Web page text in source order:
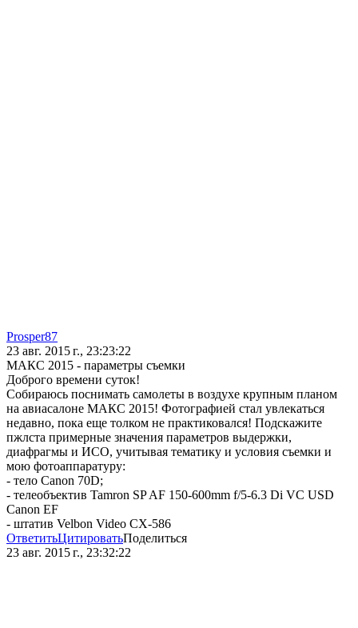
Prosper87
23 авг. 2015 г., 23:23:22
МАКС 2015 - параметры съемки
Доброго времени суток!
Собираюсь поснимать самолеты в воздухе крупным планом
на авиасалоне МАКС 2015! Фотографией стал увлекаться
недавно, пока еще толком не практиковался! Подскажите
пжлста примерные значения параметров выдержки,
диафрагмы и ИСО, учитывая тематику и условия съемки и
мою фотоаппаратуру:
- тело Canon 70D;
- телеобъектив Tamron SP AF 150-600mm f/5-6.3 Di VC USD
Canon EF
- штатив Velbon Video CX-586
ОтветитьЦитироватьПоделиться
23 авг. 2015 г., 23:32:22